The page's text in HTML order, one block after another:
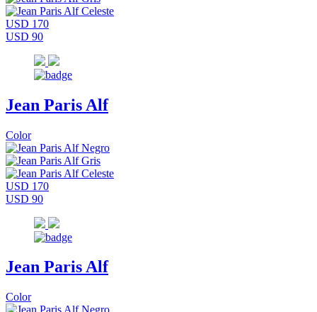
USD 170
USD 90
Jean Paris Alf
Color
USD 170
USD 90
Jean Paris Alf
Color